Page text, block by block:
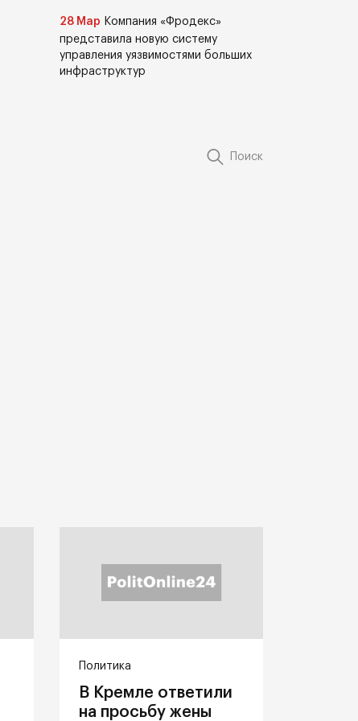
28 Мар Компания «Фродекс»
представила новую систему
управления уязвимостями больших
инфраструктур
Поиск
Политика
В Кремле ответили
на просьбу жены